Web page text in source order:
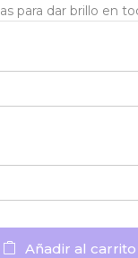
para dar brillo en
Añadir al carrito